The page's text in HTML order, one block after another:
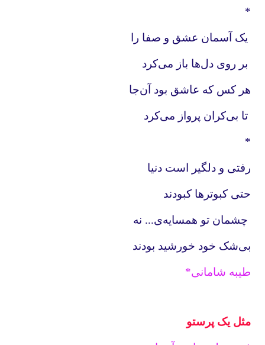
*
یک آسمان عشق و صفا را
بر روی دل‌ها باز می‌کرد
هر کس که عاشق بود آن‌جا
تا بی‌کران پرواز می‌کرد
*
رفتی و دلگیر است دنیا
حتی کبوتر‌ها کبودند
چشمان تو همسایه‌ی... نه
بی‌شک خود خورشید بودند
طیبه شامانی*
مثل یک پرستو